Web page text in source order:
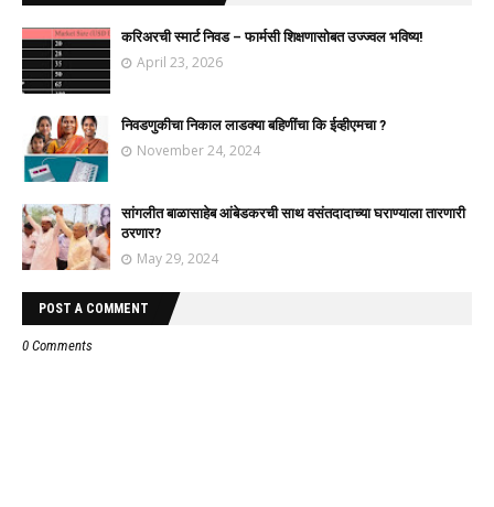
करिअरची स्मार्ट निवड – फार्मसी शिक्षणासोबत उज्ज्वल भविष्य!
April 23, 2026
निवडणुकीचा निकाल लाडक्या बहिणींचा कि ईव्हीएमचा ?
November 24, 2024
सांगलीत बाळासाहेब आंबेडकरची साथ वसंतदादाच्या घराण्याला तारणारी
ठरणार?
May 29, 2024
POST A COMMENT
0 Comments